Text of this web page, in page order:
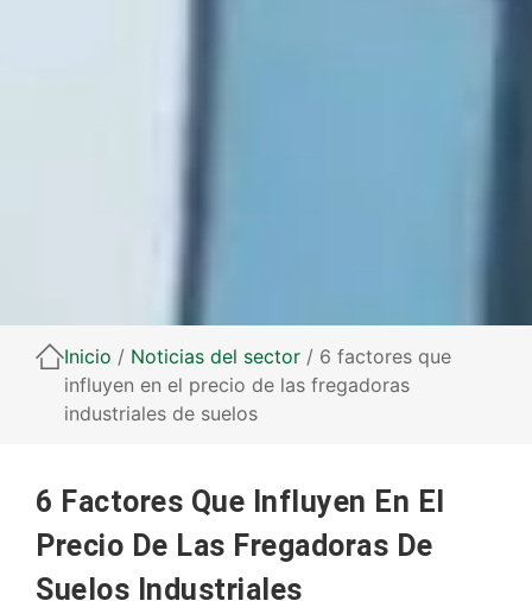
Inicio / Noticias del sector / 6 factores que
influyen en el precio de las fregadoras
industriales de suelos
6 Factores Que Influyen En El
Precio De Las Fregadoras De
Suelos Industriales